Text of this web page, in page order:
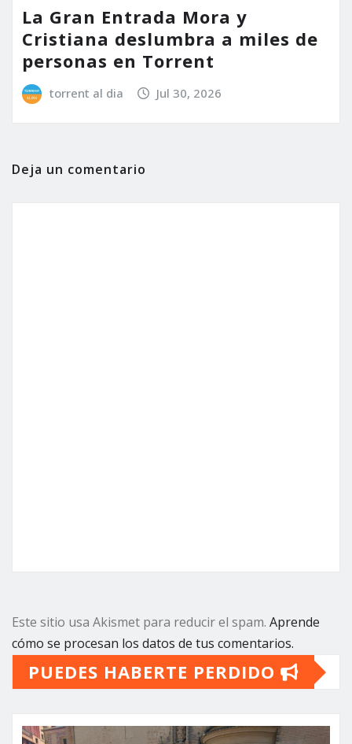
La Gran Entrada Mora y
Cristiana deslumbra a miles de
personas en Torrent
torrent al dia Jul 30, 2026
Deja un comentario
Este sitio usa Akismet para reducir el spam. Aprende
cómo se procesan los datos de tus comentarios.
PUEDES HABERTE PERDIDO